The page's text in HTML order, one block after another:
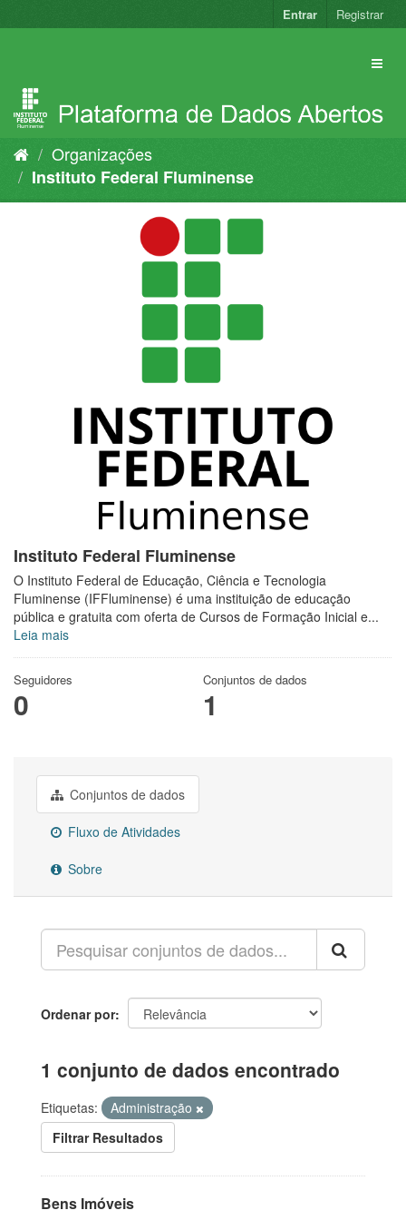
para
Entrar Registrar
Organizações
Instituto Federal Fluminense
Instituto Federal Fluminense
O Instituto Federal de Educação, Ciência e Tecnologia
Fluminense (IFFluminense) é uma instituição de educação
pública e gratuita com oferta de Cursos de Formação Inicial e...
Leia mais
Seguidores
0
Conjuntos de dados
1
Conjuntos de dados
Fluxo de Atividades
Sobre
Ordenar por
1 conjunto de dados encontrado
Etiquetas:
Administração
Filtrar Resultados
Bens Imóveis